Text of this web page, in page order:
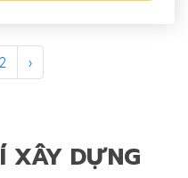
2 ›
XÂY DỰNG